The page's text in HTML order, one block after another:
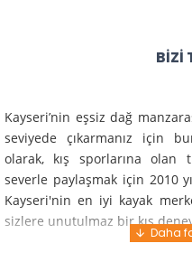
BIZI
Kayseri’nin eşsiz dağ
seviyede çıkarmanız için
olarak, kış sporlarına olan
severle paylaşmak için 2010
Kayseri'nin en iyi kayak
sizlere unutulmaz bir kış